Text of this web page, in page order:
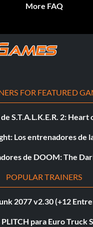
More FAQ
FOR FEATURED
S.T.A.L.K.E.R. 2:
Los entrenadores de
de DOOM: The
POPULAR TRAINERS
2077 v2.30 (+12
para Euro Truck